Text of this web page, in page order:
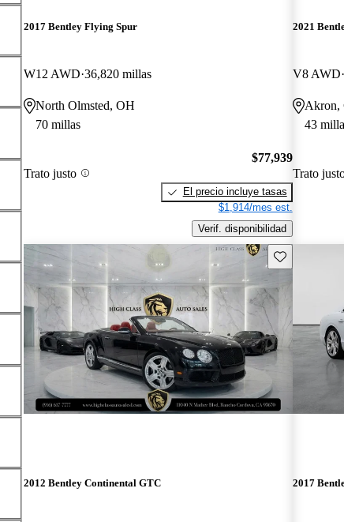
2017 Bentley Flying Spur
W12 AWD 36,820 millas
North Olmsted, OH
70 millas
Trato justo
$77,939
El precio incluye tasas
$1,914/mes est.
Verif. disponibilidad
2021
V8 AWD
Akron,
43
Trato
Guarda este
2012 Bentley Continental GTC 2017